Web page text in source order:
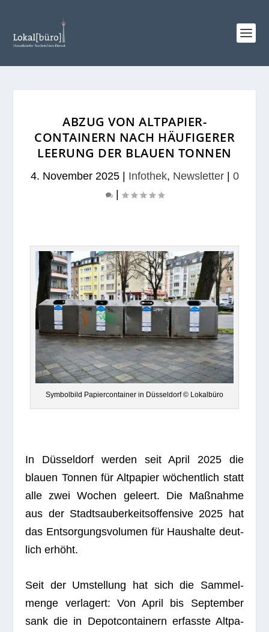
ABZUG VON ALTPAPIER-
CONTAINERN NACH HÄUFIGERER
LEERUNG DER BLAUEN TONNEN
4. November 2025| Infothek, Newsletter| 0
|
Sym­bol­bild Papier­con­tai­ner in Düs­sel­dorf © Lokalbüro
In Düs­sel­dorf wer­den seit April 2025 die
blauen Ton­nen für Alt­pa­pier wöchent­lich statt
alle zwei Wochen geleert. Die Maß­nahme
aus der Stadt­s­au­ber­keits­of­fen­sive 2025 hat
das Ent­sor­gungs­vo­lu­men für Haus­halte deut­
lich erhöht.
Seit der Umstel­lung hat sich die Sam­mel­
menge ver­la­gert: Von April bis Sep­tem­ber
sank die in Depot­con­tai­nern erfasste Alt­pa­